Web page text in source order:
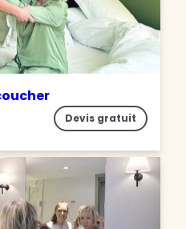
Devis gratuit